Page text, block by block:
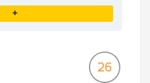
+
26